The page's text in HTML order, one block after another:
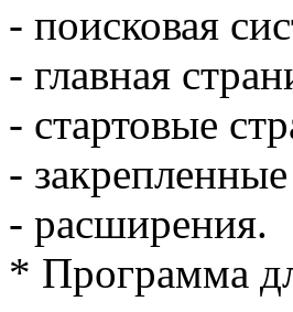
- поисковая
- главная
- стартовые
-
- расширения.
* Программа